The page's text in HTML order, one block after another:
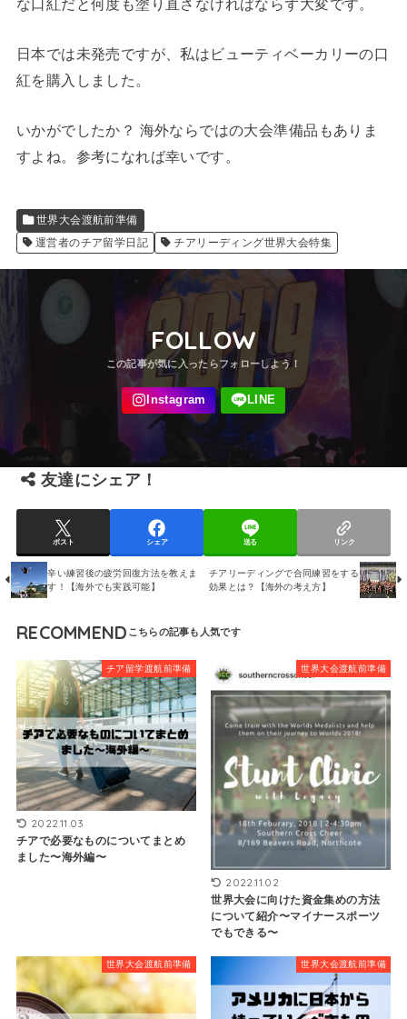
日本では未発売ですが、私はビューティベーカリーの口
紅を購入しました。
いかがでしたか？ 海外ならではの大会準備品もありま
すよね。参考になれば幸いです。
世界大会渡航前準備
運営者のチア留学日記
チアリーディング世界大会特集
FOLLOW
友達にシェア！
ポスト シェア 送る リンク
辛い練習後の疲労回復方法を教えま
す！【海外でも実践可能】
チアリーディングで合同練習をする
効果とは？【海外の考え方】
RECOMMEND
チア留学渡航前準備
2022.11.03
チアで必要なものについてまとめ
ました〜海外編〜
世界大会渡航前準備
2022.11.02
世界大会に向けた資金集めの方法
について紹介〜マイナースポーツ
でもできる〜
世界大会渡航前準備 世界大会渡航前準備